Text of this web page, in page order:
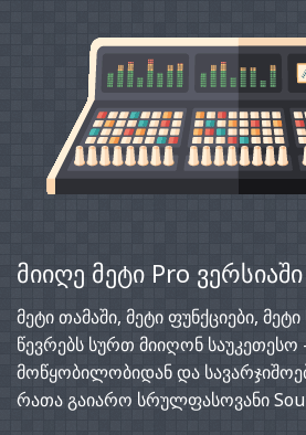
მიიღე მეტი Pro ვერსიაში
მეტი თამაში, მეტი ფუნქციები,
წევრებს სურთ მიიღონ საუკეთესო
მოწყობილობიდან და
რათა გაიარო სრულფასოვანი